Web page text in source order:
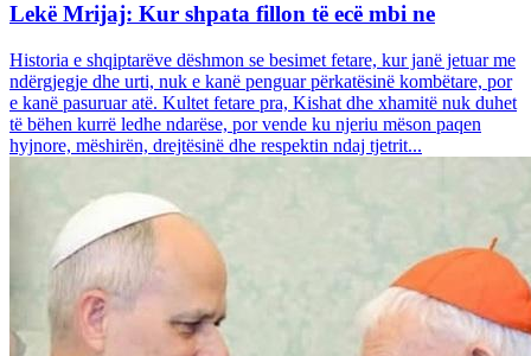
Lekë Mrijaj: Kur shpata fillon të ecë mbi ne
Historia e shqiptarëve dëshmon se besimet fetare, kur janë jetuar me
ndërgjegje dhe urti, nuk e kanë penguar përkatësinë kombëtare, por
e kanë pasuruar atë. Kultet fetare pra, Kishat dhe xhamitë nuk duhet
të bëhen kurrë ledhe ndarëse, por vende ku njeriu mëson paqen
hyjnore, mëshirën, drejtësinë dhe respektin ndaj tjetrit...